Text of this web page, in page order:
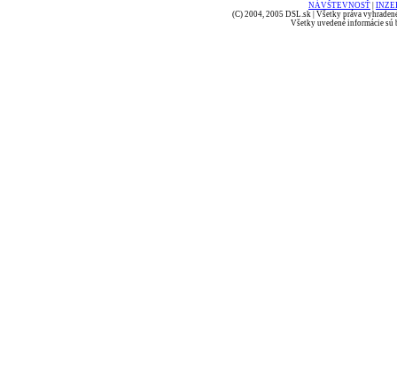
NÁVŠTEVNOSŤ
(C) 2004, 2005 DSL.sk | Všetky práva
Všetky uvedené informácie sú